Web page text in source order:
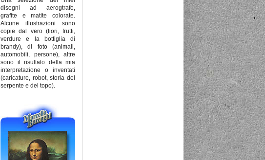
disegni ad aerogtrafo,
grafite e matite colorate.
Alcune illustrazioni sono
copie dal vero (fiori, frutti,
verdure e la bottiglia di
brandy), di foto (animali,
automobili, persone), altre
sono il risultato della mia
interpretazione o inventati
(caricature, robot, storia del
serpente e del topo).